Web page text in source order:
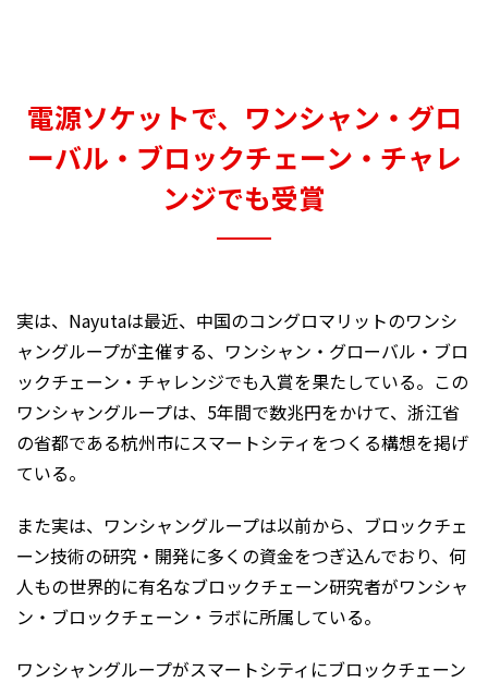
電源ソケットで、ワンシャン・グロ
ーバル・ブロックチェーン・チャレ
ンジでも受賞
実は、Nayutaは最近、中国のコングロマリットのワンシ
ャングループが主催する、ワンシャン・グローバル・ブロ
ックチェーン・チャレンジでも入賞を果たしている。この
ワンシャングループは、5年間で数兆円をかけて、浙江省
の省都である杭州市にスマートシティをつくる構想を掲げ
ている。
また実は、ワンシャングループは以前から、ブロックチェ
ーン技術の研究・開発に多くの資金をつぎ込んでおり、何
人もの世界的に有名なブロックチェーン研究者がワンシャ
ン・ブロックチェーン・ラボに所属している。
ワンシャングループがスマートシティにブロックチェーン